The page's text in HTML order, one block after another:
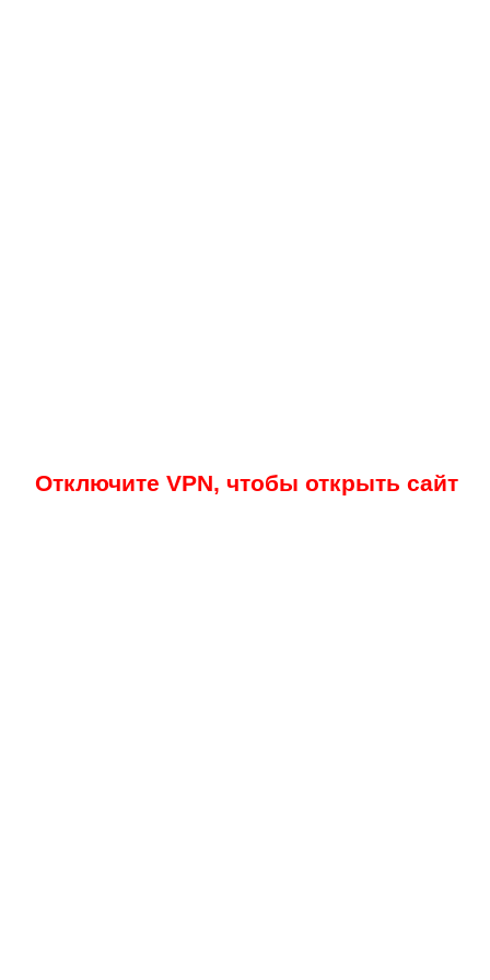
Отключите VPN, чтобы открыть сайт